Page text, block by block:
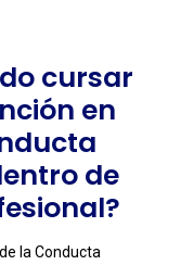
cursar
en
de
la Conducta